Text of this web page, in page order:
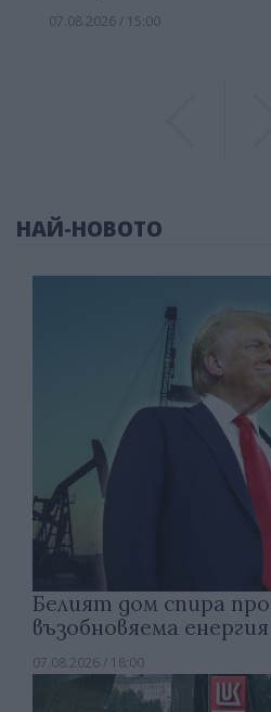
07.08.2026 / 15:00
НАЙ-НОВОТО
Белият дом спира
възобновяема
07.08.2026 / 18:00